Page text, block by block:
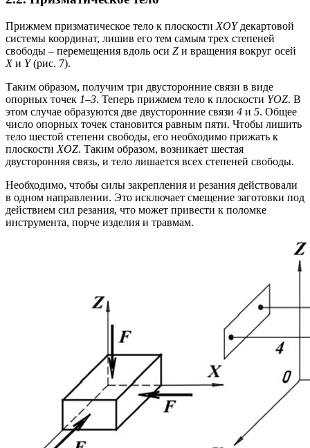
Прижмем призматическое тело к плоскости XOYдекартовой
системы координат, лишив его тем самым трех степеней
свободы – перемещения вдоль оси Z и вращения вокруг осей
Xи Y(рис. 7).
Таким образом, получим три двусторонние связи в виде
опорных точек 1–3. Теперь прижмем тело к плоскости YOZ. В
этом случае образуются две двусторонние связи 4 и 5. Общее
число опорных точек становится равным пяти. Чтобы лишить
тело шестой степени свободы, его необходимо прижать к
плоскости XOZ. Таким образом, возникает шестая
двусторонняя связь, и тело лишается всех степеней свободы.
Необходимо, чтобы силы закрепления и резания действовали
в одном направлении. Это исключает смещение заготовки под
действием сил резания, что может привести к поломке
инструмента, порче изделия и травмам.